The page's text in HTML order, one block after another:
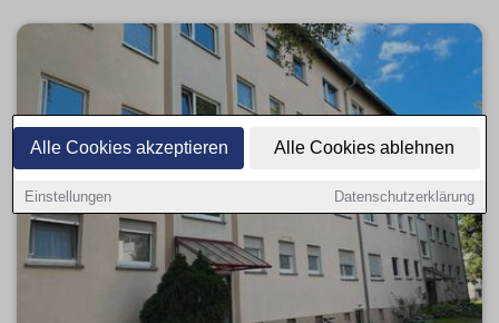
Alle Cookies akzeptieren Alle Cookies ablehnen
Einstellungen Datenschutzerklärung